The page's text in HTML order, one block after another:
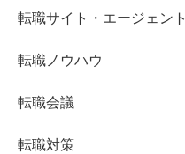
転職サイト・エージェント
転職ノウハウ
転職会議
転職対策